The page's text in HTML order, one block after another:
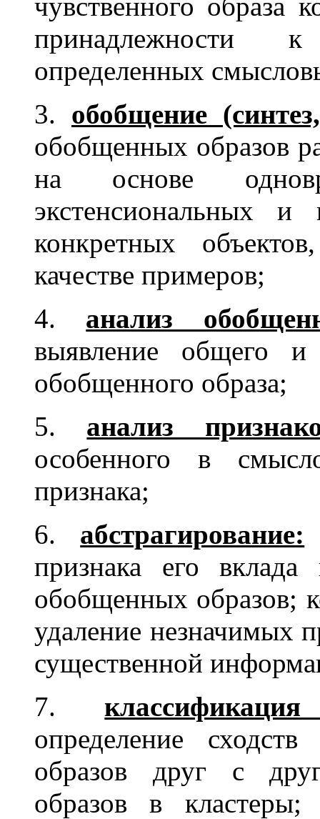
принадлежности
определенных
3. обобщение
обобщенных образов
на основе
экстенсиональных и
конкретных
качестве примеров;
4. анализ
выявление общего и
обобщенного образа;
5. анализ
особенного в
признака;
6. абстрагирование:
признака его
обобщенных образов;
удаление незначимых
существенной
7.
определение
образов друг с
образов в кластеры;